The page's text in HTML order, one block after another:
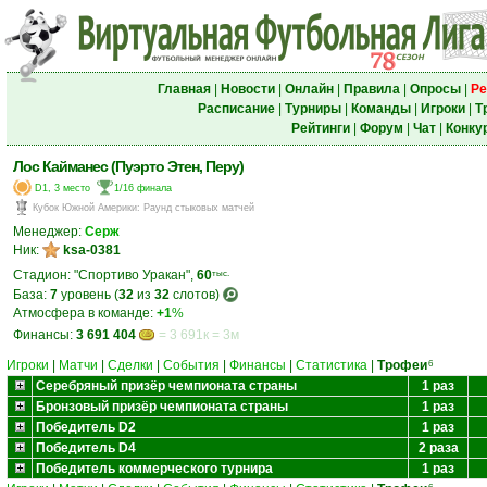
Главная| Новости| Онлайн| Правила| Опросы|
Расписание| Турниры| Команды| Игроки|
Рейтинги| Форум Чат|
Лос Кайманес (Пуэрто Этен, Перу)
D1, 3 место
1/16 финала
Кубок Южной Америки: Раунд стыковых матчей
Менеджер: Серж
Ник:
ksa-0381
Стадион: "Спортиво Уракан", 60тыс.
База: 7 уровень (32 из 32 слотов)
Атмосфера в команде: +1%
Финансы: 3 691 404
= 3 691к = 3м
Игроки
Матчи Сделки События Финансы Статистика Трофеи6
Серебряный призёр чемпионата страны
1 раз
Бронзовый призёр чемпионата страны
1 раз
Победитель D2
1 раз
Победитель D4
2 раза
Победитель коммерческого турнира
1 раз